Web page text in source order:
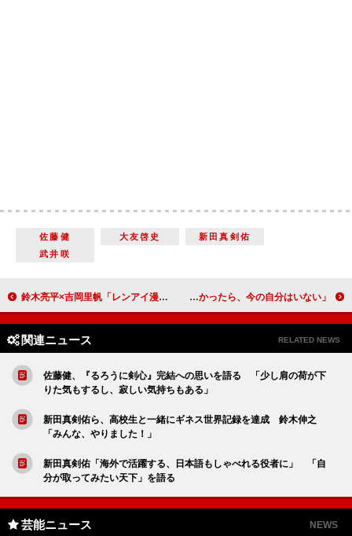
佐藤健 大友啓史
新田真剣佑
武井咲
鈴木亮平×吉岡里帆「レンアイ漫画家」放送開始 変わり者の漫画家役・鈴木の「色気が半端ない」 シム・ウンギョン“初の日本映画”への思いを語る 「この作品がなかったら、今の自分はいない」
関連ニュース RELATED NEWS
佐藤健、『るろうに剣心』完結への思いを語る 「少し肩の荷が下
りた気もするし、寂しい気持ちもある」
新田真剣佑ら、高校生と一緒にギネス世界記録を達成 鈴木伸之
「みんな、やりました！」
新田真剣佑「海外で活躍する、日本語もしゃべれる役者に」 「自
分が取ってみたい天下」を語る
芸能ニュース NEWS